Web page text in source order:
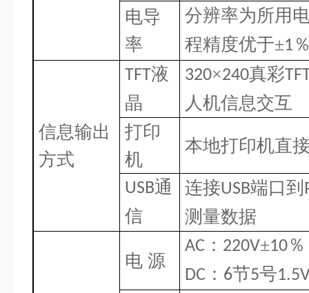
电导
率
分辨率为所用
程精度优于±1
信息输出
方式
TFT液
晶
320×240真彩
人机信息交互
打印
机
本地打印机直
USB通
信
连接USB端口到
测量数据
电 源
AC ： 220V±10％
DC ： 6节5号